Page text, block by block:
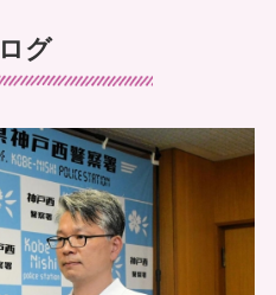
グ
然防止で表彰！！
について☆